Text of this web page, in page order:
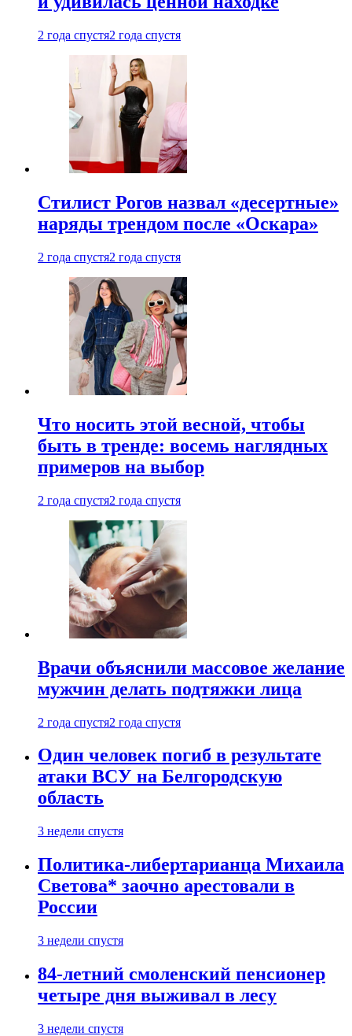
2 года спустя2 года спустя
Стилист Рогов назвал «десертные»
наряды трендом после «Оскара»
2 года спустя2 года спустя
Что носить этой весной, чтобы
быть в тренде: восемь наглядных
примеров на выбор
2 года спустя2 года спустя
Врачи объяснили массовое желание
мужчин делать подтяжки лица
2 года спустя2 года спустя
Один человек погиб в результате
атаки ВСУ на Белгородскую
область
3 недели спустя
Политика-либертарианца Михаила
Светова* заочно арестовали в
России
3 недели спустя
84-летний смоленский пенсионер
четыре дня выживал в лесу
3 недели спустя